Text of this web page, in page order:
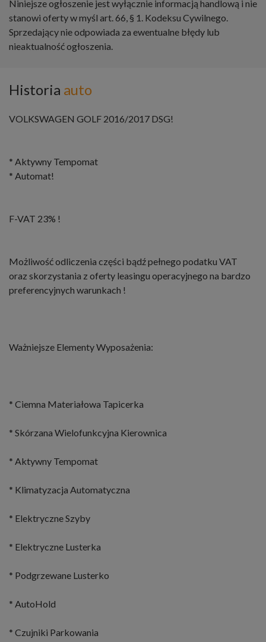
Niniejsze ogłoszenie jest wyłącznie informacją handlową i nie
stanowi oferty w myśl art. 66, § 1. Kodeksu Cywilnego.
Sprzedający nie odpowiada za ewentualne błędy lub
nieaktualność ogłoszenia.
Historia auto
VOLKSWAGEN GOLF 2016/2017 DSG!
* Aktywny Tempomat
* Automat!
F-VAT 23% !
Możliwość odliczenia części bądź pełnego podatku VAT
oraz skorzystania z oferty leasingu operacyjnego na bardzo
preferencyjnych warunkach !
Ważniejsze Elementy Wyposażenia:
* Ciemna Materiałowa Tapicerka
* Skórzana Wielofunkcyjna Kierownica
* Aktywny Tempomat
* Klimatyzacja Automatyczna
* Elektryczne Szyby
* Elektryczne Lusterka
* Podgrzewane Lusterko
* AutoHold
* Czujniki Parkowania